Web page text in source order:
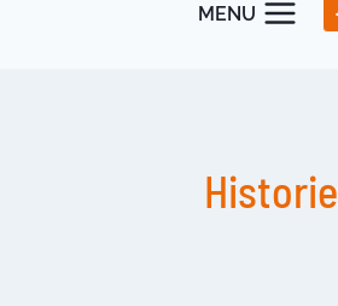
MENU
Historie